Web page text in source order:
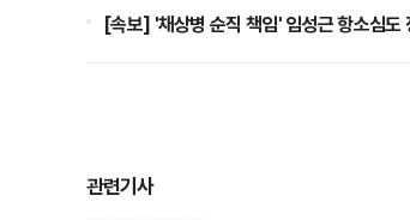
[속보] '채상병 순직 책임' 임성근 항소심도
관련기사